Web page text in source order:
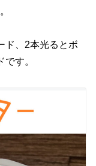
ド、2本光るとボ
す。